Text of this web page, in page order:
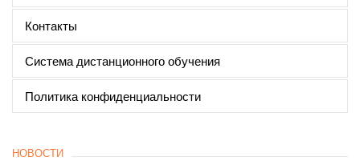
Контакты
Система дистанционного обучения
Политика конфиденциальности
НОВОСТИ